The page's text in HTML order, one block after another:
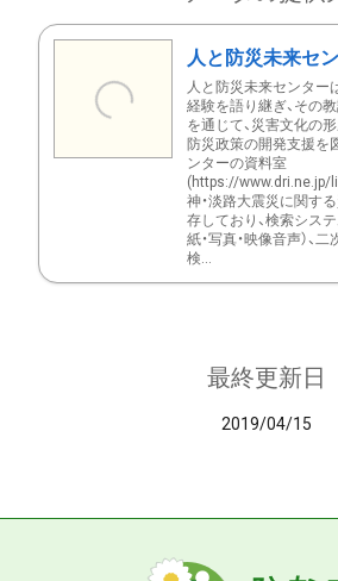
人と防災未来セ
人と防災未来センター
経験を語り継ぎ、その
を通じて、災害文化の
防災政策の開発支援を
ンターの資料室
(https://www.dri.ne.jp/
神・淡路大震災に関す
存しており、検索シス
紙・写真・映像音声）、二
検...
最終更新日
2019/04/15